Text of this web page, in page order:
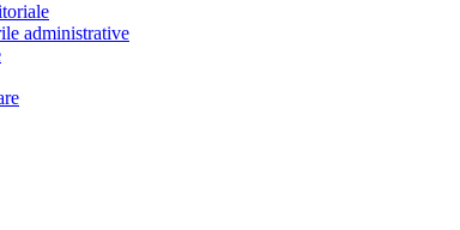
administrative